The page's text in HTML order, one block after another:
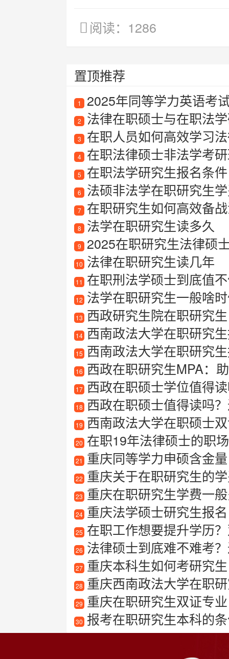
阅读：1286
置顶推荐
1 2025年同等学力英语考
2 法律在职硕士与在职法
3 在职人员如何高效学习
4 在职法律硕士非法学考
5 在职法学研究生报名条件
6 法硕非法学在职研究生
7 在职研究生如何高效备战
8 法学在职研究生读多久
9 2025在职研究生法律硕
10 法律在职研究生读几年
11 在职刑法学硕士到底值
12 法学在职研究生一般啥
13 西政研究生院在职研究生
14 西南政法大学在职研究生招
15 西南政法大学在职研究生报
16 西政在职研究生MPA：
17 西政在职硕士学位值得读吗
18 西政在职硕士值得读吗
19 西南政法大学在职硕士双证班
20 在职19年法律硕士的职场心
21 重庆同等学力申硕含金量
22 重庆关于在职研究生的
23 重庆在职研究生学费一
24 重庆法学硕士研究生报名
25 在职工作想要提升学历
26 法律硕士到底难不难考
27 重庆本科生如何考研究生
28 重庆西南政法大学在职
29 重庆在职研究生双证专业
30 报考在职研究生本科的